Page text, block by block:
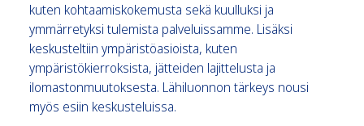
kuten kohtaamiskokemusta sekä kuulluksi ja
ymmärretyksi tulemista palveluissamme. Lisäksi
keskusteltiin ympäristöasioista, kuten
ympäristökierroksista, jätteiden lajittelusta ja
ilomastonmuutoksesta. Lähiluonnon tärkeys nousi
myös esiin keskusteluissa.